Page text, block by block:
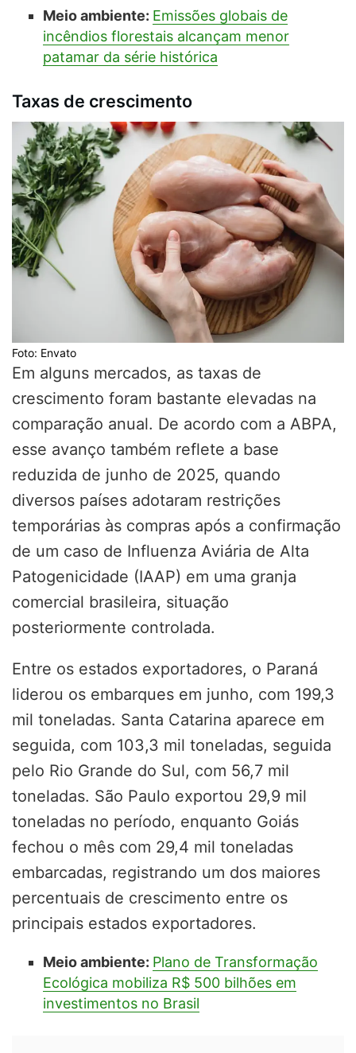
Meio ambiente: Emissões globais de
incêndios florestais alcançam menor
patamar da série histórica
Taxas de crescimento
Foto: Envato
Em alguns mercados, as taxas de
crescimento foram bastante elevadas na
comparação anual. De acordo com a ABPA,
esse avanço também reflete a base
reduzida de junho de 2025, quando
diversos países adotaram restrições
temporárias às compras após a confirmação
de um caso de Influenza Aviária de Alta
Patogenicidade (IAAP) em uma granja
comercial brasileira, situação
posteriormente controlada.
Entre os estados exportadores, o Paraná
liderou os embarques em junho, com 199,3
mil toneladas. Santa Catarina aparece em
seguida, com 103,3 mil toneladas, seguida
pelo Rio Grande do Sul, com 56,7 mil
toneladas. São Paulo exportou 29,9 mil
toneladas no período, enquanto Goiás
fechou o mês com 29,4 mil toneladas
embarcadas, registrando um dos maiores
percentuais de crescimento entre os
principais estados exportadores.
Meio ambiente: Plano de Transformação
Ecológica mobiliza R$ 500 bilhões em
investimentos no Brasil